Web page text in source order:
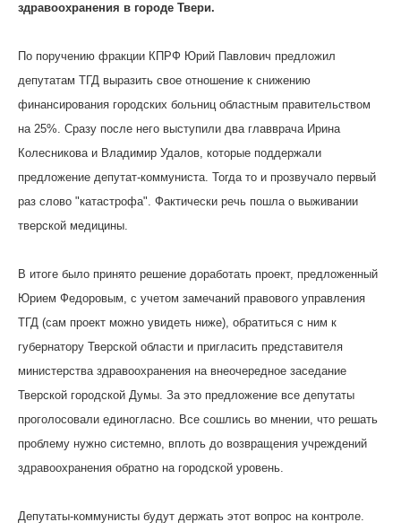
здравоохранения в городе Твери.
По поручению фракции КПРФ Юрий Павлович предложил
депутатам ТГД выразить свое отношение к снижению
финансирования городских больниц областным правительством
на 25%. Сразу после него выступили два главврача Ирина
Колесникова и Владимир Удалов, которые поддержали
предложение депутат-коммуниста. Тогда то и прозвучало первый
раз слово "катастрофа". Фактически речь пошла о выживании
тверской медицины.
В итоге было принято решение доработать проект, предложенный
Юрием Федоровым, с учетом замечаний правового управления
ТГД (сам проект можно увидеть ниже), обратиться с ним к
губернатору Тверской области и пригласить представителя
министерства здравоохранения на внеочередное заседание
Тверской городской Думы. За это предложение все депутаты
проголосовали единогласно. Все сошлись во мнении, что решать
проблему нужно системно, вплоть до возвращения учреждений
здравоохранения обратно на городской уровень.
Депутаты-коммунисты будут держать этот вопрос на контроле.